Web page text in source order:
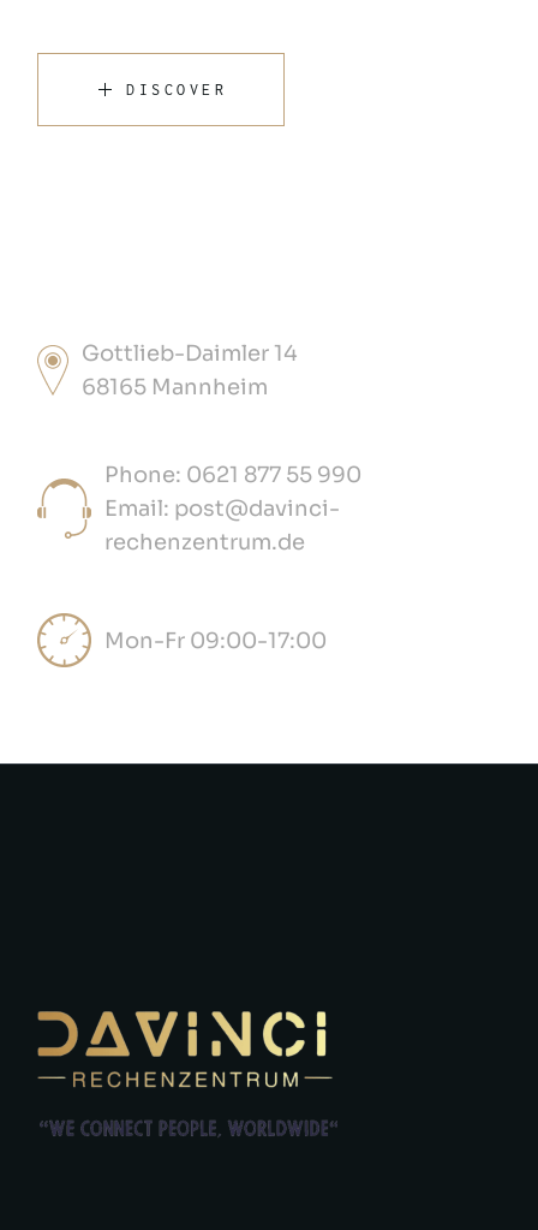
DISCOVER
Gottlieb-Daimler 14
68165 Mannheim
Phone: 0621 877 55 990
Email: post@davinci-
rechenzentrum.de
Mon-Fr 09:00-17:00